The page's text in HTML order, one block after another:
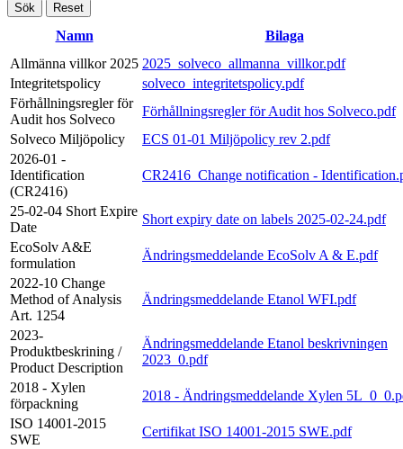
Namn
Bilaga
Allmänna villkor 2025 2025_solveco_allmanna_villkor.pdf
Integritetspolicy
solveco_integritetspolicy.pdf
Förhållningsregler för
Audit hos Solveco
Förhållningsregler för Audit hos Solveco.pdf
Solveco Miljöpolicy
ECS 01-01 Miljöpolicy rev 2.pdf
2026-01 -
Identification
(CR2416)
CR2416_Change notification -
25-02-04 Short Expire
Date
Short expiry date on labels 2025-02-24.pdf
EcoSolv A&E
formulation
Ändringsmeddelande EcoSolv A & E.pdf
2022-10 Change
Method of Analysis
Art. 1254
Ändringsmeddelande Etanol WFI.pdf
2023-
Produktbeskrining /
Product Description
Ändringsmeddelande Etanol beskrivningen
2023_0.pdf
2018 - Xylen
förpackning
2018 - Ändringsmeddelande Xylen
ISO 14001-2015
SWE
Certifikat ISO 14001-2015 SWE.pdf